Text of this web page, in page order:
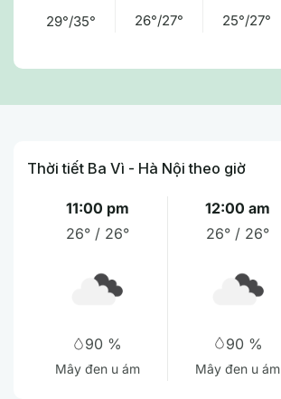
29°/35° 26°/27° 25°/27°
Thời tiết Ba Vì - Hà Nội theo giờ
11:00 pm
26° / 26°
90 %
Mây đen u ám
12:00 am
26° / 26°
90 %
Mây đen u ám